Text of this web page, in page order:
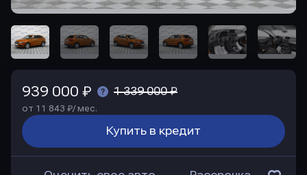
939 000 ₽ 1 339 000 ₽
от 11 843 ₽/ мес.
Купить в кредит